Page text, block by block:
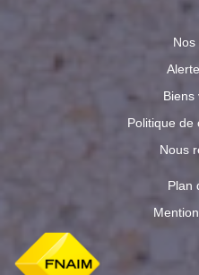
Nos
Biens
Politique de
Nous
Plan